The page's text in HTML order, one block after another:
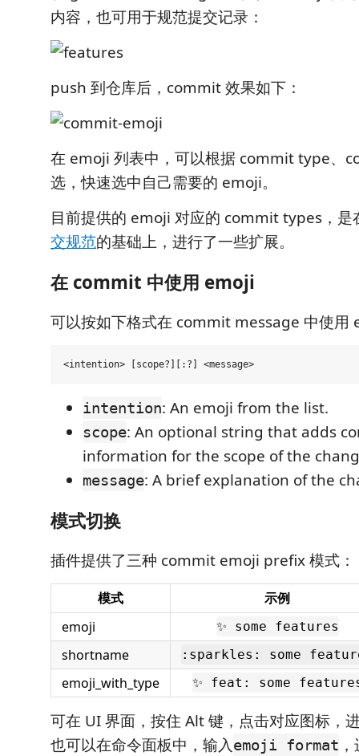
内容，也可用于规范提交记录：
push 到仓库后，commit 效果如下：
在 emoji 列表中，可以根据 commit type、
选，快速选中自己需要的 emoji。
目前提供的 emoji 对应的 commit types，
交规范的基础上，进行了一些扩展。
在 commit 中使用 emoji
可以按如下格式在 commit message 中使用
intention: An emoji from the list.
scope: An optional string that adds
information for the scope of the
message: A brief explanation of the
模式切换
插件提供了三种 commit emoji prefix 模式：
模式
示例
emoji
✨ some features
shortname :sparkles: some
emoji_with_type ✨ feat: some
可在 UI 界面，按住 Alt 键，点击对应图标，
也可以在命令面板中，输入emoji format